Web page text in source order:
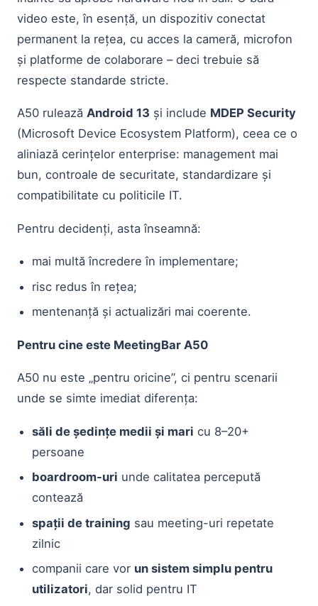
video este, în esență, un dispozitiv conectat
permanent la rețea, cu acces la cameră, microfon
și platforme de colaborare – deci trebuie să
respecte standarde stricte.
A50 rulează Android 13 și include MDEP Security
(Microsoft Device Ecosystem Platform), ceea ce o
aliniază cerințelor enterprise: management mai
bun, controale de securitate, standardizare și
compatibilitate cu politicile IT.
Pentru decidenți, asta înseamnă:
mai multă încredere în implementare;
risc redus în rețea;
mentenanță și actualizări mai coerente.
Pentru cine este MeetingBar A50
A50 nu este „pentru oricine”, ci pentru scenarii
unde se simte imediat diferența:
săli de ședințe medii și mari cu 8–20+
persoane
boardroom-uri unde calitatea percepută
contează
spații de training sau meeting-uri repetate
zilnic
companii care vor un sistem simplu pentru
utilizatori, dar solid pentru IT